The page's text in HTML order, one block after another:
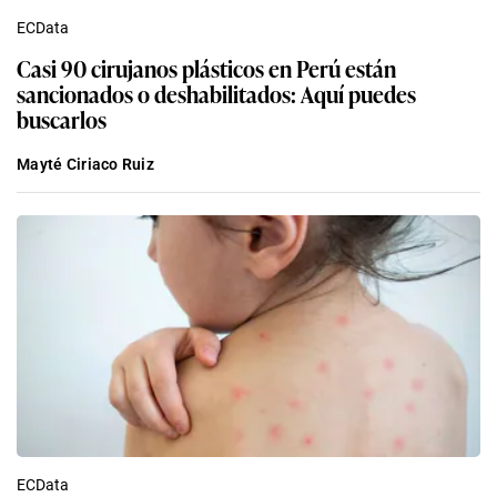
ECData
Casi 90 cirujanos plásticos en Perú están
sancionados o deshabilitados: Aquí puedes
buscarlos
Mayté Ciriaco Ruiz
ECData